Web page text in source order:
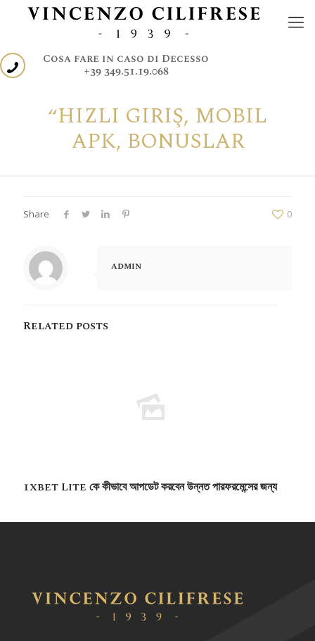
Cosa fare in caso di Decesso
+39 349.51.19.068
“HIZLI GIRIŞ, MOBIL
APK, BONUSLAR
Share 0
admin
Related posts
1xbet Lite কে কীভাবে আপডেট করবেন উন্নত পারফরমেন্সের জন্য